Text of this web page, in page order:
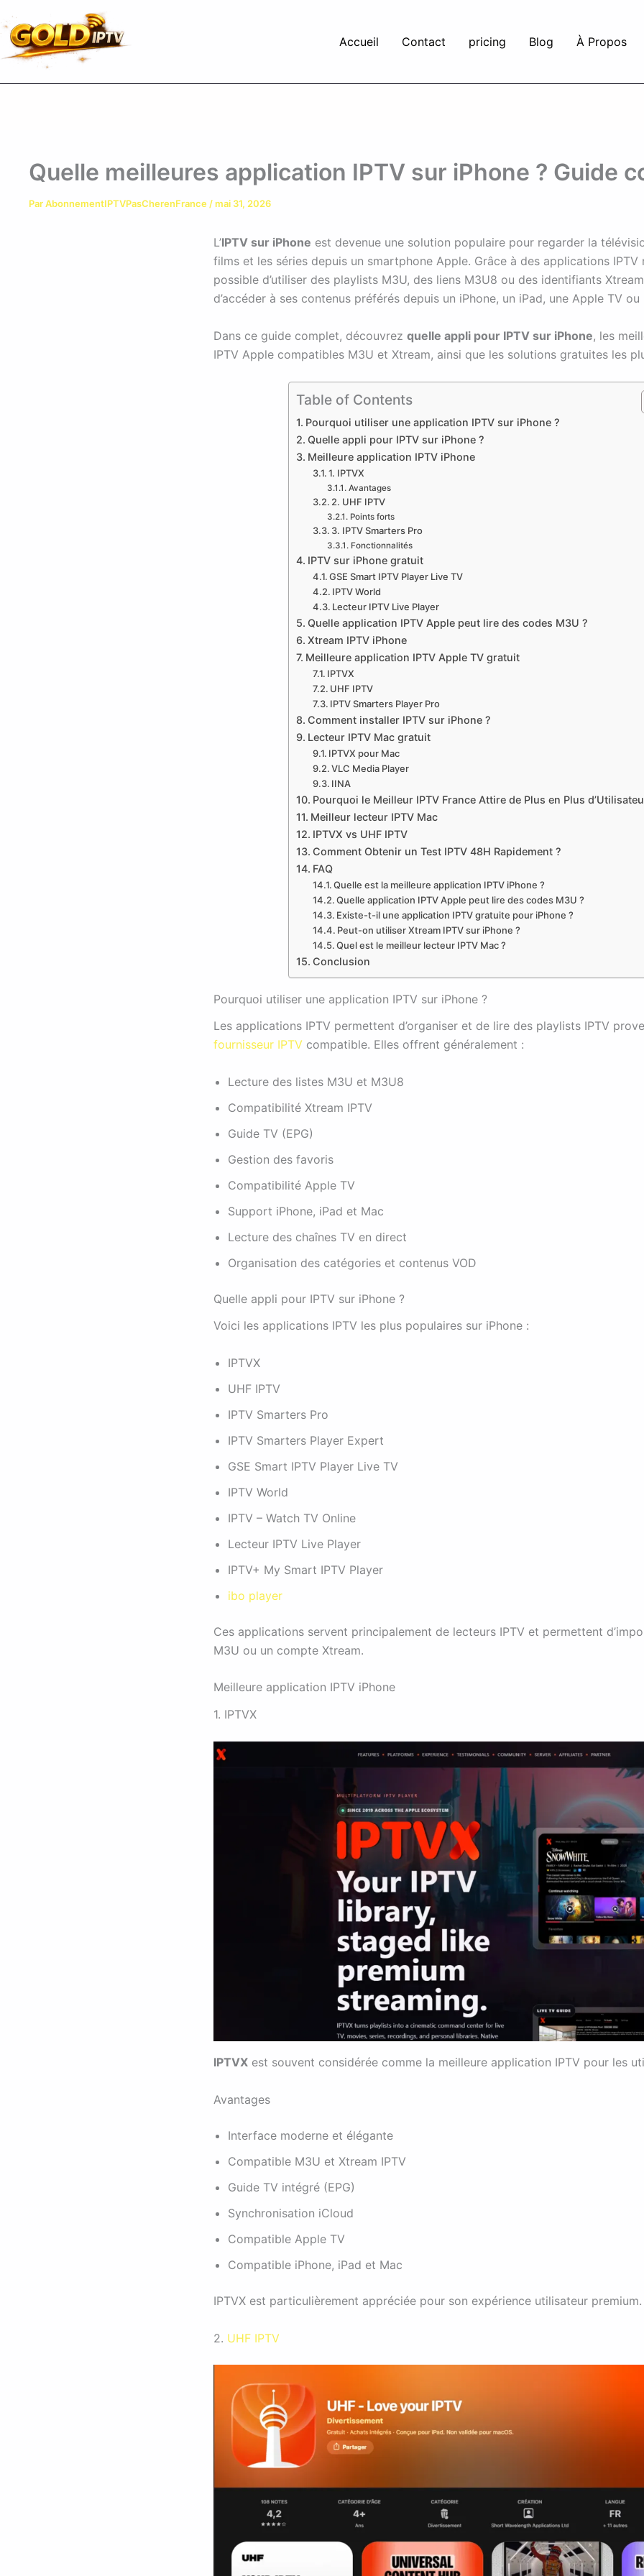
au
contenu
Accueil Contact pricing Blog À Propos
Quelle meilleures application IPTV sur iPhone ? Guide
ParAbonnementIPTVPasCherenFrance /mai 31, 2026
L’IPTV sur iPhone est devenue une solution populaire pour regarder la
films et les séries depuis un smartphone Apple. Grâce à des applications IPTV
possible d’utiliser des playlists M3U, des liens M3U8 ou des identifiants
d’accéder à ses contenus préférés depuis un iPhone, un iPad, une Apple TV ou
Dans ce guide complet, découvrez quelle appli pour IPTV sur iPhone, les
IPTV Apple compatibles M3U et Xtream, ainsi que les solutions gratuites les
Table of Contents
Pourquoi utiliser une application IPTV sur iPhone ?
Quelle appli pour IPTV sur iPhone ?
Meilleure application IPTV iPhone
1. IPTVX
Avantages
2. UHF IPTV
Points forts
3. IPTV Smarters Pro
Fonctionnalités
IPTV sur iPhone gratuit
GSE Smart IPTV Player Live TV
IPTV World
Lecteur IPTV Live Player
Quelle application IPTV Apple peut lire des codes M3U ?
Xtream IPTV iPhone
Meilleure application IPTV Apple TV gratuit
IPTVX
UHF IPTV
IPTV Smarters Player Pro
Comment installer IPTV sur iPhone ?
Lecteur IPTV Mac gratuit
IPTVX pour Mac
VLC Media Player
IINA
Pourquoi le Meilleur IPTV France Attire de Plus en Plus
Meilleur lecteur IPTV Mac
IPTVX vs UHF IPTV
Comment Obtenir un Test IPTV 48H Rapidement ?
FAQ
Quelle est la meilleure application IPTV iPhone ?
Quelle application IPTV Apple peut lire des codes M3U ?
Existe-t-il une application IPTV gratuite pour iPhone ?
Peut-on utiliser Xtream IPTV sur iPhone ?
Quel est le meilleur lecteur IPTV Mac ?
Conclusion
Pourquoi utiliser une application IPTV sur iPhone ?
Les applications IPTV permettent d’organiser et de lire des playlists IPTV
fournisseur IPTV compatible. Elles offrent généralement :
Lecture des listes M3U et M3U8
Compatibilité Xtream IPTV
Guide TV (EPG)
Gestion des favoris
Compatibilité Apple TV
Support iPhone, iPad et Mac
Lecture des chaînes TV en direct
Organisation des catégories et contenus VOD
Quelle appli pour IPTV sur iPhone ?
Voici les applications IPTV les plus populaires sur iPhone :
IPTVX
UHF IPTV
IPTV Smarters Pro
IPTV Smarters Player Expert
GSE Smart IPTV Player Live TV
IPTV World
IPTV – Watch TV Online
Lecteur IPTV Live Player
IPTV+ My Smart IPTV Player
ibo player
Ces applications servent principalement de lecteurs IPTV et permettent
M3U ou un compte Xtream.
Meilleure application IPTV iPhone
1. IPTVX
IPTVX est souvent considérée comme la meilleure application IPTV pour les
Avantages
Interface moderne et élégante
Compatible M3U et Xtream IPTV
Guide TV intégré (EPG)
Synchronisation iCloud
Compatible Apple TV
Compatible iPhone, iPad et Mac
IPTVX est particulièrement appréciée pour son expérience utilisateur premium.
2. UHF IPTV